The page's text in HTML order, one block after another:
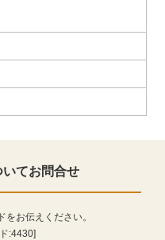
いてお問合せ
お伝えください。
:4430]